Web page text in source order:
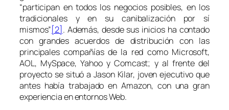
“participan en todos los negocios posibles, en los
tradicionales y en su canibalización por sí
mismos”[2]. Además, desde sus inicios ha contado
con grandes acuerdos de distribución con las
principales compañías de la red como Microsoft,
AOL, MySpace, Yahoo y Comcast; y al frente del
proyecto se situó a Jason Kilar, joven ejecutivo que
antes había trabajado en Amazon, con una gran
experiencia en entornos Web.